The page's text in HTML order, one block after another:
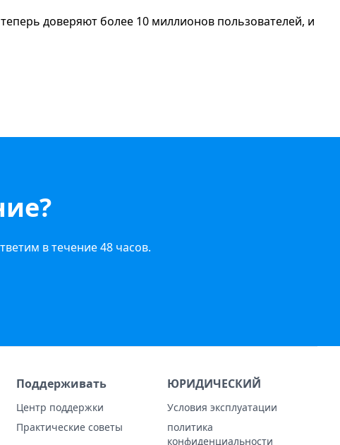
доверяют более 10 миллионов пользователей, и
в течение 48 часов.
Поддерживать
Центр поддержки
Практические советы
ЮРИДИЧЕСКИЙ
Условия эксплуатации
политика
конфиденциальности